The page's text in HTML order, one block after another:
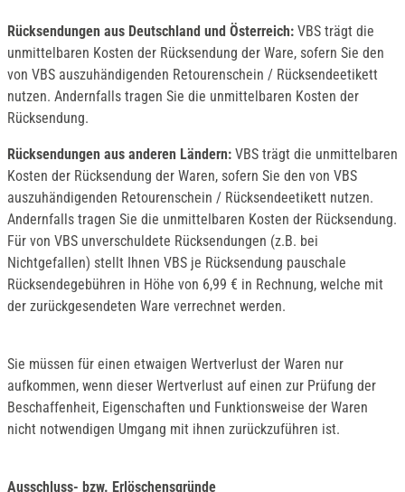
Rücksendungen aus Deutschland und Österreich: VBS trägt die
unmittelbaren Kosten der Rücksendung der Ware, sofern Sie den
von VBS auszuhändigenden Retourenschein / Rücksendeetikett
nutzen. Andernfalls tragen Sie die unmittelbaren Kosten der
Rücksendung.
Rücksendungen aus anderen Ländern: VBS trägt die unmittelbaren
Kosten der Rücksendung der Waren, sofern Sie den von VBS
auszuhändigenden Retourenschein / Rücksendeetikett nutzen.
Andernfalls tragen Sie die unmittelbaren Kosten der Rücksendung.
Für von VBS unverschuldete Rücksendungen (z.B. bei
Nichtgefallen) stellt Ihnen VBS je Rücksendung pauschale
Rücksendegebühren in Höhe von 6,99 € in Rechnung, welche mit
der zurückgesendeten Ware verrechnet werden.
Sie müssen für einen etwaigen Wertverlust der Waren nur
aufkommen, wenn dieser Wertverlust auf einen zur Prüfung der
Beschaffenheit, Eigenschaften und Funktionsweise der Waren
nicht notwendigen Umgang mit ihnen zurückzuführen ist.
Ausschluss- bzw. Erlöschensgründe